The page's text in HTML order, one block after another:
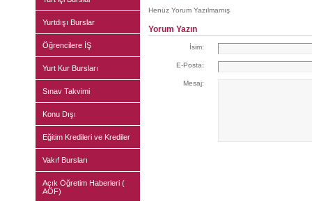
Yurtdışı Burslar
Öğrencilere İŞ
Yurt Kur Bursları
Sınav Takvimi
Konu Dışı
Eğitim Kredileri ve Krediler
Vakıf Bursları
Açık Öğretim Haberleri (
AÖF)
Henüz Yorum Yazılmamış
Yorum Yazın
İsim:
E-Posta:
Mesaj: